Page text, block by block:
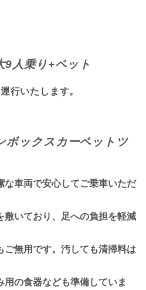
9人乗り+ペット
いたします。
ボックスカーペットツ
車両で安心してご乗車いただ
いており、足への負担を軽減
無用です。汚しても清掃料は
の食器なども準備していま